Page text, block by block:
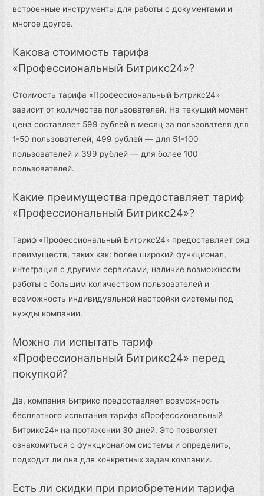
встроенные инструменты для работы с документами и
многое другое.
Какова стоимость тарифа
«Профессиональный Битрикс24»?
Стоимость тарифа «Профессиональный Битрикс24»
зависит от количества пользователей. На текущий момент
цена составляет 599 рублей в месяц за пользователя для
1-50 пользователей, 499 рублей — для 51-100
пользователей и 399 рублей — для более 100
пользователей.
Какие преимущества предоставляет тариф
«Профессиональный Битрикс24»?
Тариф «Профессиональный Битрикс24» предоставляет ряд
преимуществ, таких как: более широкий функционал,
интеграция с другими сервисами, наличие возможности
работы с большим количеством пользователей и
возможность индивидуальной настройки системы под
нужды компании.
Можно ли испытать тариф
«Профессиональный Битрикс24» перед
покупкой?
Да, компания Битрикс предоставляет возможность
бесплатного испытания тарифа «Профессиональный
Битрикс24» на протяжении 30 дней. Это позволяет
ознакомиться с функционалом системы и определить,
подходит ли она для конкретных задач компании.
Есть ли скидки при приобретении тарифа